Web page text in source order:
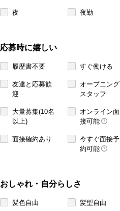
夜 夜勤
応募時に嬉しい
履歴書不要 すぐ働ける
友達と応募歓
迎
オープニング
スタッフ
大量募集(10名
以上)
オンライン面
接可能
面接確約あり
今すぐ面接予
約可能
おしゃれ・自分らしさ
髪色自由 髪型自由